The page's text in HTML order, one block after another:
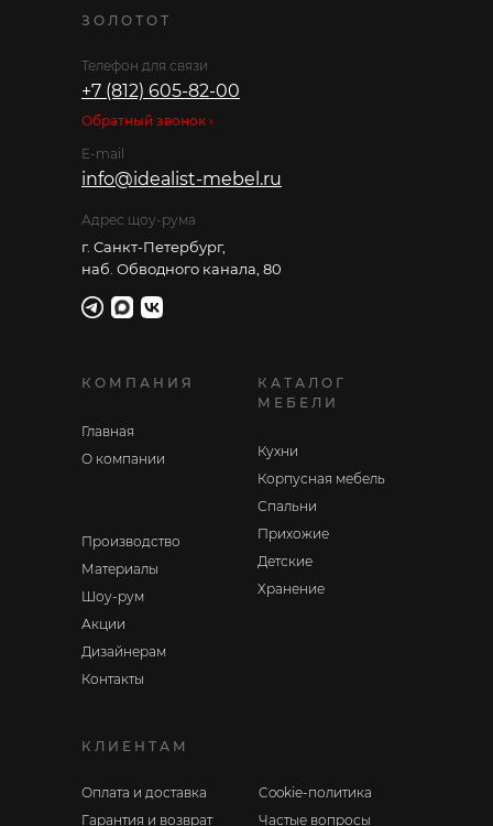
КАТАЛОГ
МЕБЕЛИ
КЛИЕНТАМ
ЗОЛОТОТ
Кухни
Детские
Спальни
Корпусная мебель
Хранение
Прихожие
Оплата и доставка
Гарантия и возврат
Частые вопросы
+7 (812) 605-82-00
info@idealist-mebel.ru
Телефон для связи
E-mail
Адрес щоу-рума
Обратный звонок ›
г. Санкт-Петербург,
наб. Обводного канала, 80
КОМПАНИЯ
Главная
Шоу-рум
О компании
Производство
Cookie-политика
Контакты
Акции
Дизайнерам
Материалы